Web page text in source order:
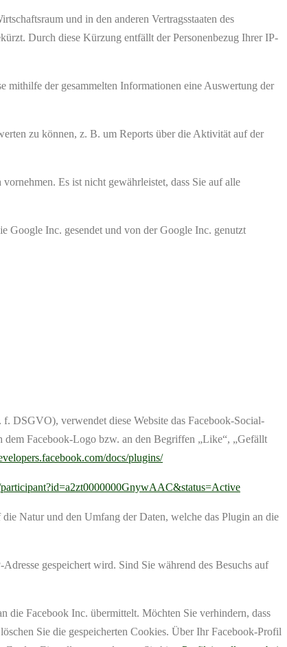
und in den anderen Vertragsstaaten des
Durch diese Kürzung entfällt der Personenbezug Ihrer IP-
mithilfe der gesammelten Informationen eine Auswertung der
zu können, z. B. um Reports über die Aktivität auf der
Es ist nicht gewährleistet, dass Sie auf alle
Google Inc. gesendet und von der Google Inc. genutzt
DSGVO), verwendet diese Website das Facebook-Social-
Facebook-Logo bzw. an den Begriffen „Like“, „Gefällt
docs/plugins/
Natur und den Umfang der Daten, welche das Plugin an die
gespeichert wird. Sind Sie während des Besuchs auf
die Facebook Inc. übermittelt. Möchten Sie verhindern, dass
Sie die gespeicherten Cookies. Über Ihr Facebook-Profil